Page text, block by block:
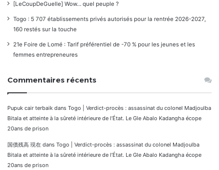
[LeCoupDeGuelle] Wow… quel peuple ?
Togo : 5 707 établissements privés autorisés pour la rentrée 2026-2027,
160 restés sur la touche
21e Foire de Lomé : Tarif préférentiel de -70 % pour les jeunes et les
femmes entrepreneures
Commentaires récents
Pupuk cair terbaik dans Togo | Verdict-procès : assassinat du colonel Madjoulba
Bitala et atteinte à la sûreté intérieure de l’État. Le Gle Abalo Kadangha écope
20ans de prison
国債残高 現在 dans Togo | Verdict-procès : assassinat du colonel Madjoulba
Bitala et atteinte à la sûreté intérieure de l’État. Le Gle Abalo Kadangha écope
20ans de prison